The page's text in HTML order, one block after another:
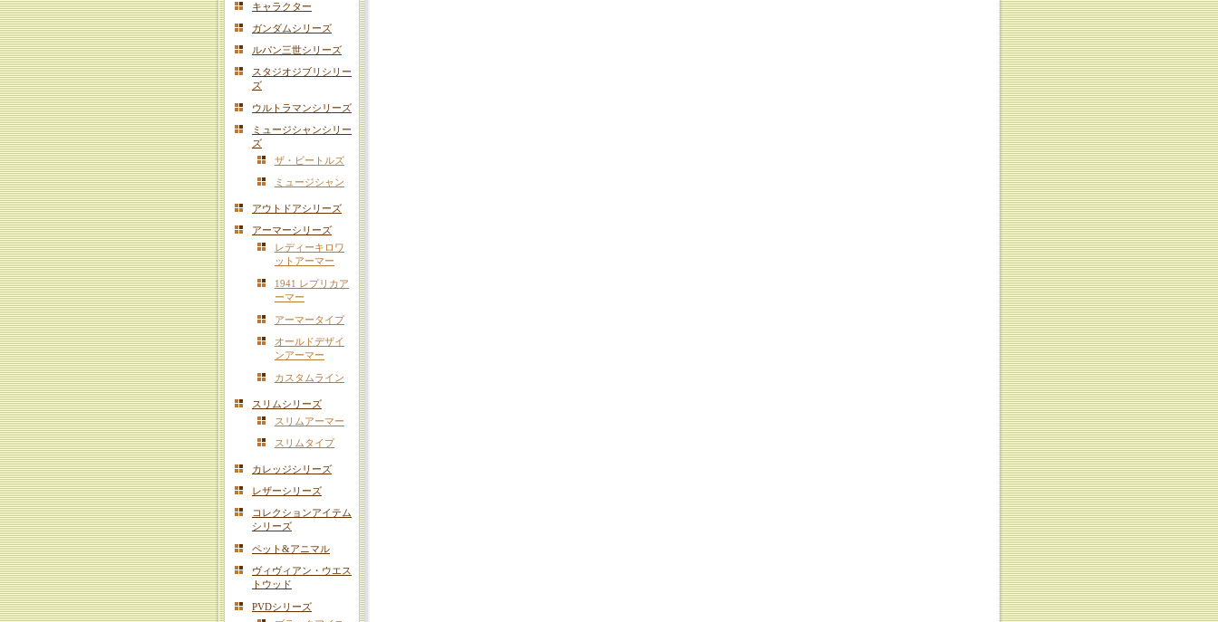
キャラクター
ガンダムシリーズ
ルパン三世シリーズ
スタジオジブリシリー
ズ
ウルトラマンシリーズ
ミュージシャンシリー
ズ
ザ・ビートルズ
ミュージシャン
アウトドアシリーズ
アーマーシリーズ
レディーキロワ
ットアーマー
1941 レプリカア
ーマー
アーマータイプ
オールドデザイ
ンアーマー
カスタムライン
スリムシリーズ
スリムアーマー
スリムタイプ
カレッジシリーズ
レザーシリーズ
コレクションアイテム
シリーズ
ペット&アニマル
ヴィヴィアン・ウエス
トウッド
PVDシリーズ